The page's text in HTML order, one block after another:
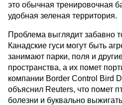
это обычная тренировочная
удобная зеленая территория.
Проблема выглядит забавно
Канадские гуси могут быть
занимают парки, поля и
пространства, а их помет
компании Border Control Bird
объяснил Reuters, что помет
болезни и буквально